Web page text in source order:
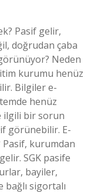
Pasif gelir,
doğrudan çaba
Neden
kurumu henüz
Bilgiler e-
henüz
ilgili bir sorun
görünebilir. E-
kurumdan
SGK pasife
bayiler,
sigortalı